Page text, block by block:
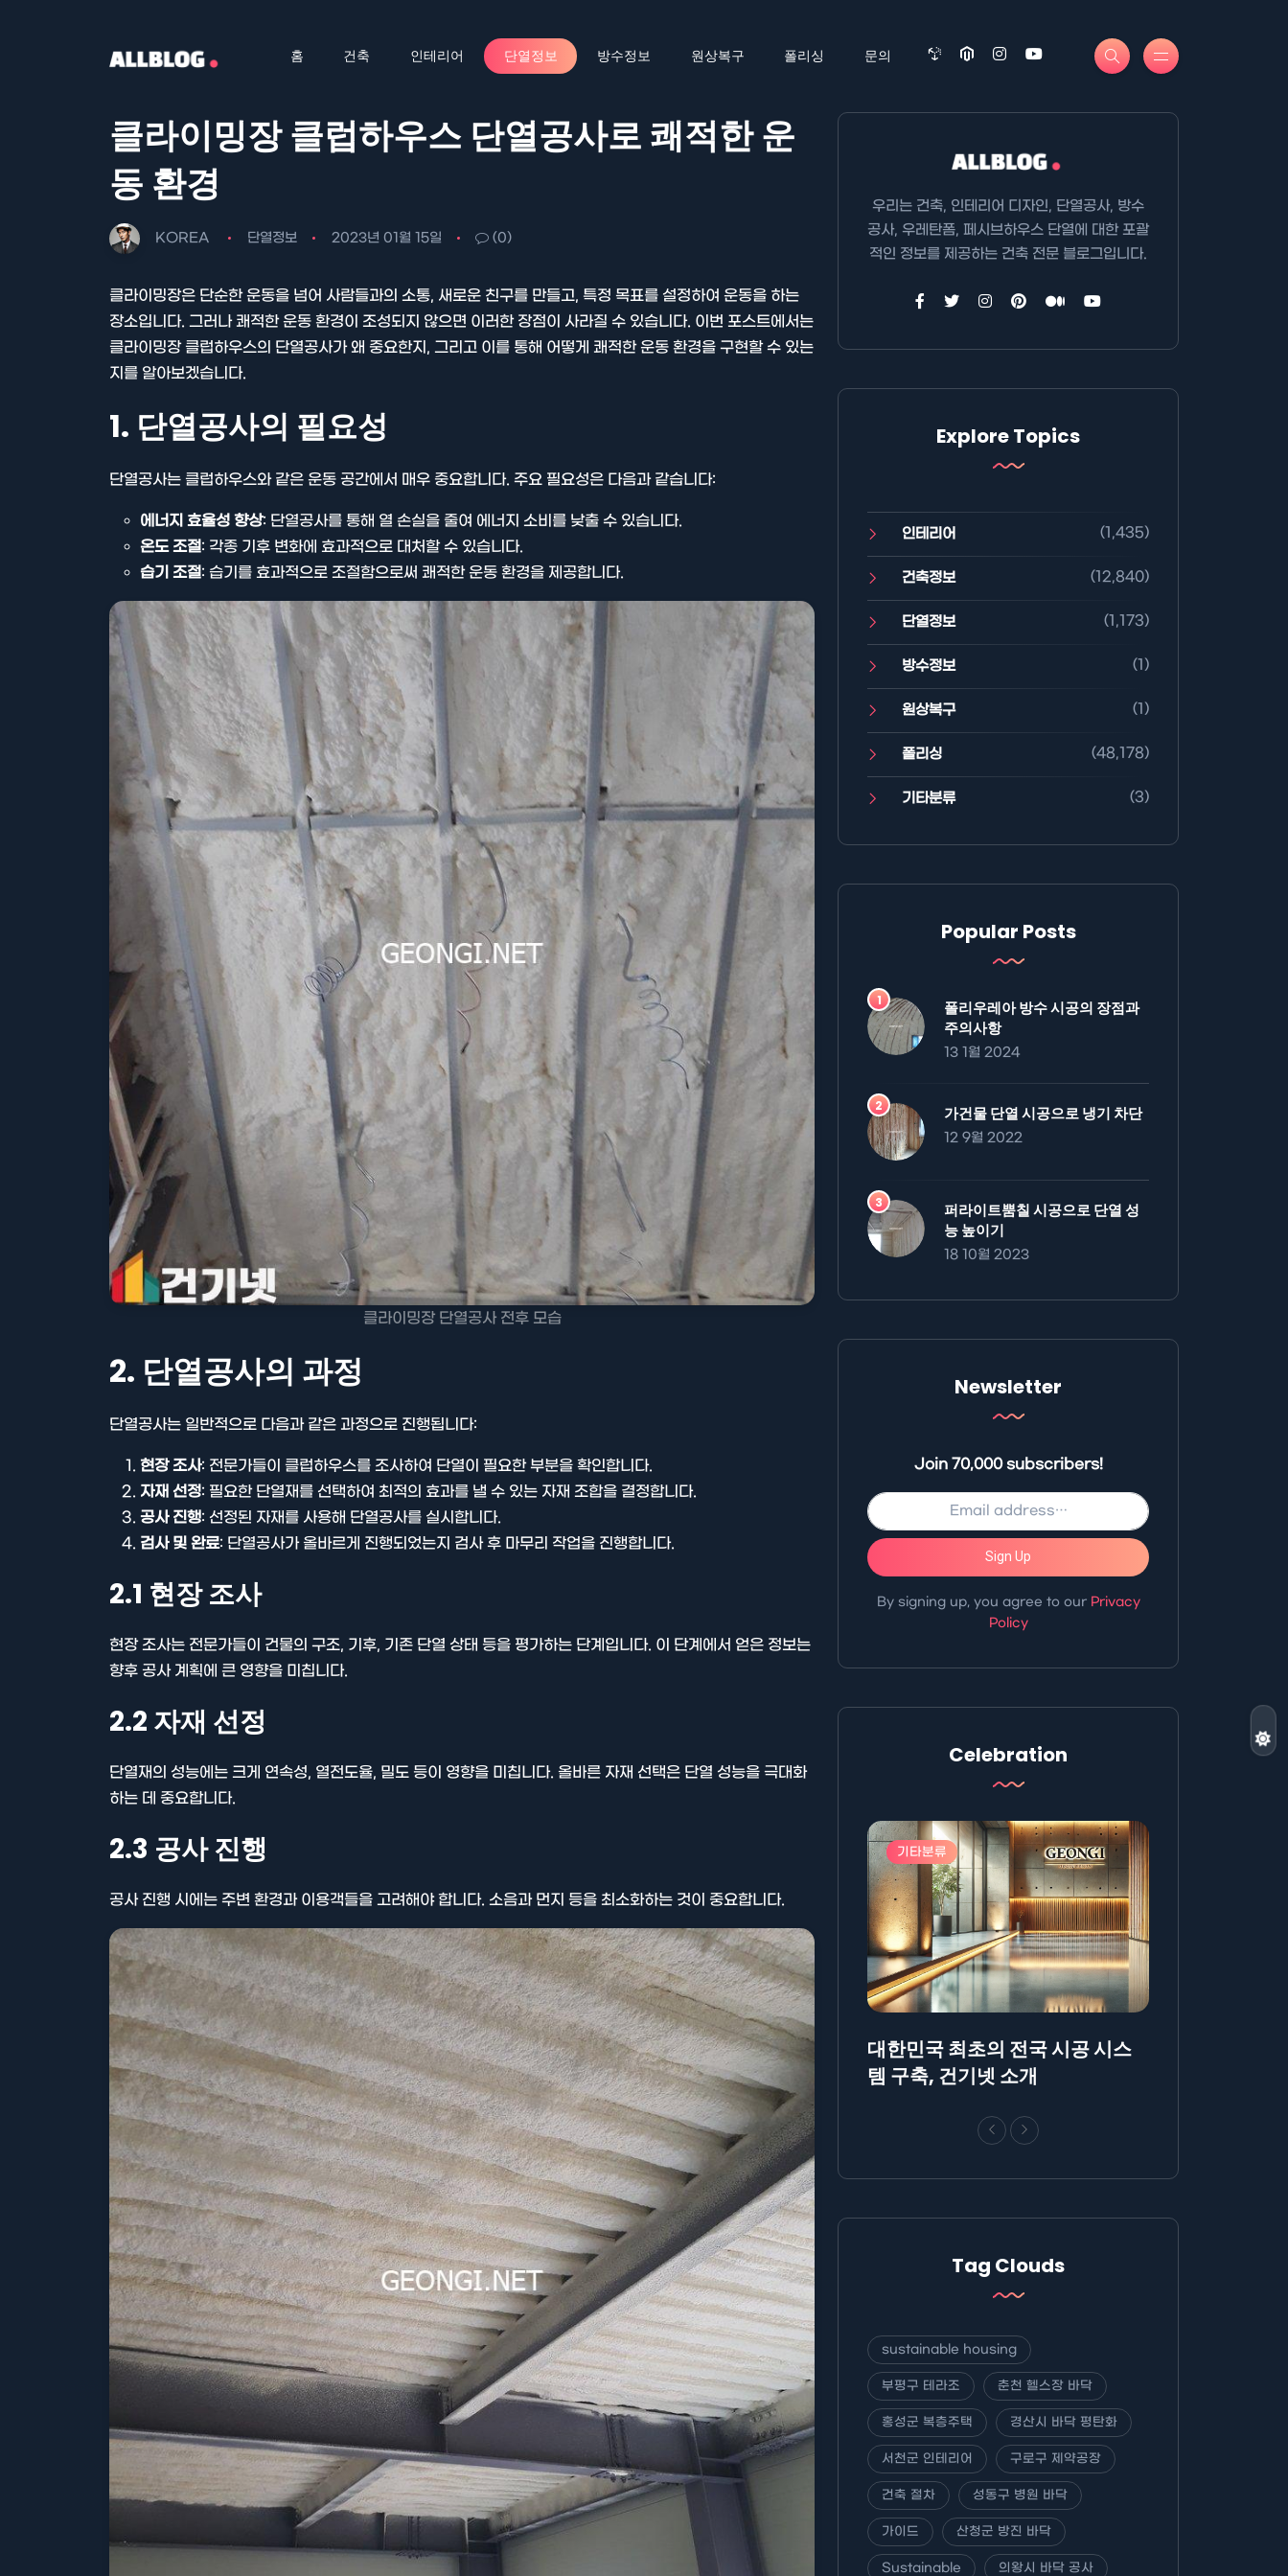
홈 건축 인테리어 단열정보 방수정보 원상복구 폴리싱 문의
클라이밍장 클럽하우스 단열공사로 쾌적한 운
동 환경
KOREA 단열정보 2023년 01월 15일 (0)
클라이밍장은 단순한 운동을 넘어 사람들과의 소통, 새로운 친구를 만들고, 특정 목표를 설정하여 운동을 하는
장소입니다. 그러나 쾌적한 운동 환경이 조성되지 않으면 이러한 장점이 사라질 수 있습니다. 이번 포스트에서는
클라이밍장 클럽하우스의 단열공사가 왜 중요한지, 그리고 이를 통해 어떻게 쾌적한 운동 환경을 구현할 수 있는
지를 알아보겠습니다.
1. 단열공사의 필요성
단열공사는 클럽하우스와 같은 운동 공간에서 매우 중요합니다. 주요 필요성은 다음과 같습니다:
에너지 효율성 향상: 단열공사를 통해 열 손실을 줄여 에너지 소비를 낮출 수 있습니다.
온도 조절: 각종 기후 변화에 효과적으로 대처할 수 있습니다.
습기 조절: 습기를 효과적으로 조절함으로써 쾌적한 운동 환경을 제공합니다.
클라이밍장 단열공사 전후 모습
2. 단열공사의 과정
단열공사는 일반적으로 다음과 같은 과정으로 진행됩니다:
현장 조사: 전문가들이 클럽하우스를 조사하여 단열이 필요한 부분을 확인합니다.
자재 선정: 필요한 단열재를 선택하여 최적의 효과를 낼 수 있는 자재 조합을 결정합니다.
공사 진행: 선정된 자재를 사용해 단열공사를 실시합니다.
검사 및 완료: 단열공사가 올바르게 진행되었는지 검사 후 마무리 작업을 진행합니다.
2.1 현장 조사
현장 조사는 전문가들이 건물의 구조, 기후, 기존 단열 상태 등을 평가하는 단계입니다. 이 단계에서 얻은 정보는
향후 공사 계획에 큰 영향을 미칩니다.
2.2 자재 선정
단열재의 성능에는 크게 연속성, 열전도율, 밀도 등이 영향을 미칩니다. 올바른 자재 선택은 단열 성능을 극대화
하는 데 중요합니다.
2.3 공사 진행
공사 진행 시에는 주변 환경과 이용객들을 고려해야 합니다. 소음과 먼지 등을 최소화하는 것이 중요합니다.
우리는 건축, 인테리어 디자인, 단열공사, 방수
공사, 우레탄폼, 페시브하우스 단열에 대한 포괄
적인 정보를 제공하는 건축 전문 블로그입니다.
Explore Topics
인테리어 (1,435)
건축정보 (12,840)
단열정보 (1,173)
방수정보 (1)
원상복구 (1)
폴리싱 (48,178)
기타분류 (3)
Popular Posts
폴리우레아 방수 시공의 장점과
주의사항
13 1월 2024
가건물 단열 시공으로 냉기 차단
12 9월 2022
퍼라이트뿜칠 시공으로 단열 성
능 높이기
18 10월 2023
Newsletter
Join 70,000 subscribers!
Sign Up
By signing up, you agree to our Privacy
Policy
Celebration
AllBlog에 RSS 피드를 제출하는
방법에 대해 안내드립니다.
기타분류
대한민국 최초의 전국 시공 시스
템 구축, 건기넷 소개
Tag Clouds
sustainable housing
부평구 테라조 춘천 헬스장 바닥
홍성군 복층주택 경산시 바닥 평탄화
서천군 인테리어 구로구 제약공장
건축 절차 성동구 병원 바닥
가이드 산청군 방진 바닥
Sustainable 의왕시 바닥 공사